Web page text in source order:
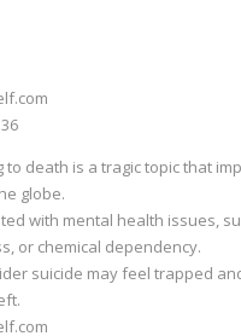
to death is a tragic topic that
globe.
with mental health issues,
or chemical dependency.
suicide may feel trapped